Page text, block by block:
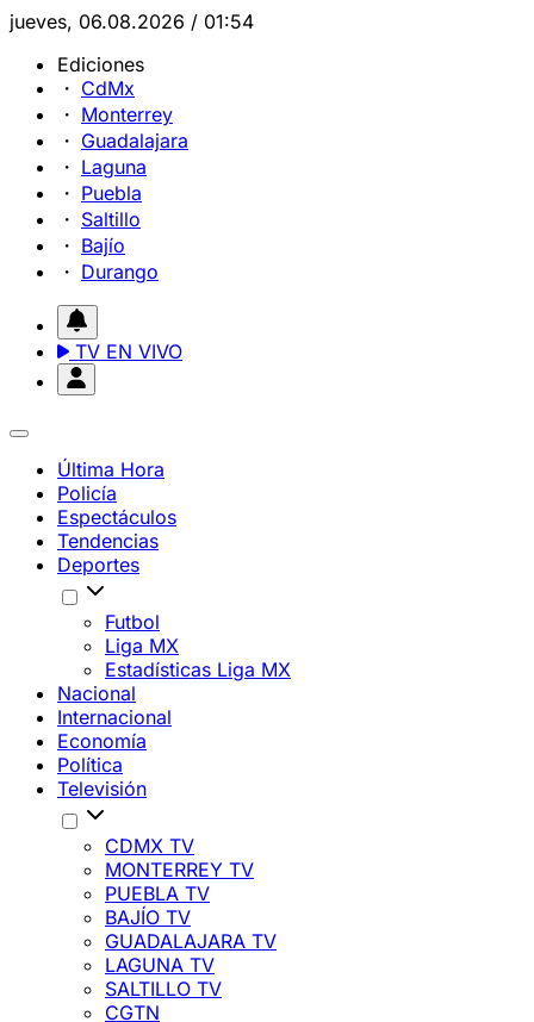
jueves, 06.08.2026 / 01:54
Ediciones
CdMx
Monterrey
Guadalajara
Laguna
Puebla
Saltillo
Bajío
Durango
TV EN VIVO
Última Hora
Policía
Espectáculos
Tendencias
Deportes
Futbol
Liga MX
Estadísticas Liga MX
Nacional
Internacional
Economía
Política
Televisión
CDMX TV
MONTERREY TV
PUEBLA TV
BAJÍO TV
GUADALAJARA TV
LAGUNA TV
SALTILLO TV
CGTN